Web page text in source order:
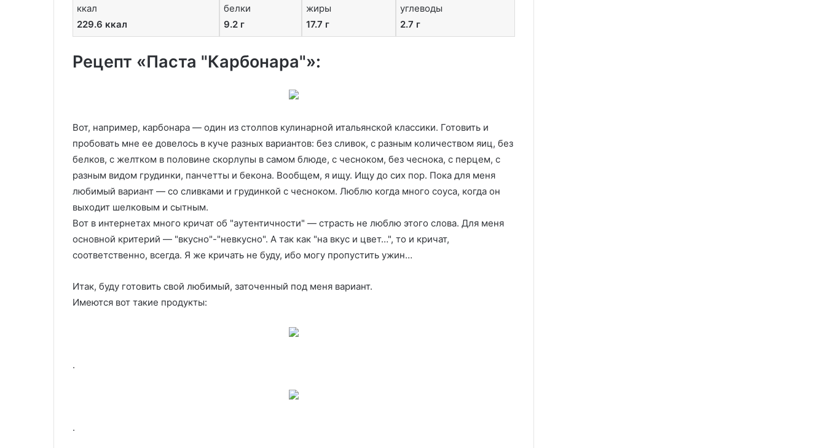
ккал
229.6 ккал
белки
9.2 г
жиры
17.7 г
углеводы
2.7 г
Рецепт «Паста "Карбонара"»:
Вот, например, карбонара — один из столпов кулинарной итальянской классики. Готовить и
пробовать мне ее довелось в куче разных вариантов: без сливок, с разным количеством яиц, без
белков, с желтком в половине скорлупы в самом блюде, с чесноком, без чеснока, с перцем, с
разным видом грудинки, панчетты и бекона. Вообщем, я ищу. Ищу до сих пор. Пока для меня
любимый вариант — со сливками и грудинкой с чесноком. Люблю когда много соуса, когда он
выходит шелковым и сытным.
Вот в интернетах много кричат об "аутентичности" — страсть не люблю этого слова. Для меня
основной критерий — "вкусно"-"невкусно". А так как "на вкус и цвет…", то и кричат,
соответственно, всегда. Я же кричать не буду, ибо могу пропустить ужин…
Итак, буду готовить свой любимый, заточенный под меня вариант.
Имеются вот такие продукты:
.
.